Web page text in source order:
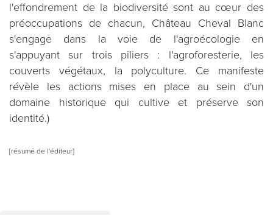
l'effondrement de la biodiversité sont au cœur des
préoccupations de chacun, Château Cheval Blanc
s'engage dans la voie de l'agroécologie en
s'appuyant sur trois piliers : l'agroforesterie, les
couverts végétaux, la polyculture. Ce manifeste
révèle les actions mises en place au sein d'un
domaine historique qui cultive et préserve son
identité.)
[résumé de l'éditeur]